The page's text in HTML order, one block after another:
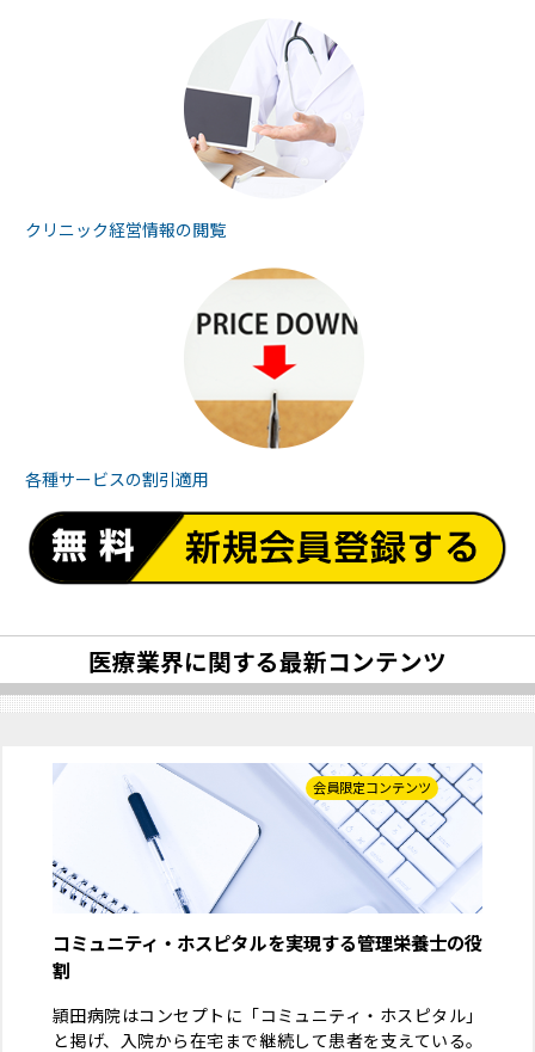
クリニック経営情報の閲覧
各種サービスの割引適用
医療業界に関する最新コンテンツ
会員限定コンテンツ
コミュニティ・ホスピタルを実現する管理栄養士の役
割
頴田病院はコンセプトに「コミュニティ・ホスピタル」
と掲げ、入院から在宅まで継続して患者を支えている。